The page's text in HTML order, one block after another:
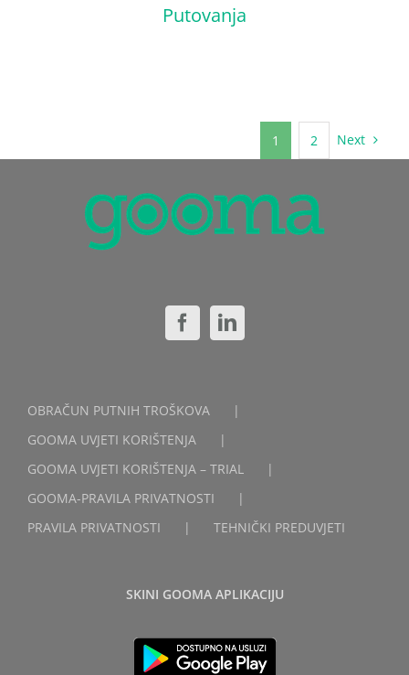
Putovanja
1 2 Next
OBRAČUN PUTNIH TROŠKOVA
GOOMA UVJETI KORIŠTENJA
GOOMA UVJETI KORIŠTENJA – TRIAL
GOOMA-PRAVILA PRIVATNOSTI
PRAVILA PRIVATNOSTI
TEHNIČKI PREDUVJETI
SKINI GOOMA APLIKACIJU